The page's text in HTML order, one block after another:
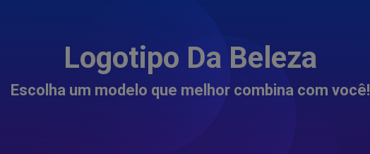
Logotipo Da Beleza
Escolha um modelo que melhor combina com você!